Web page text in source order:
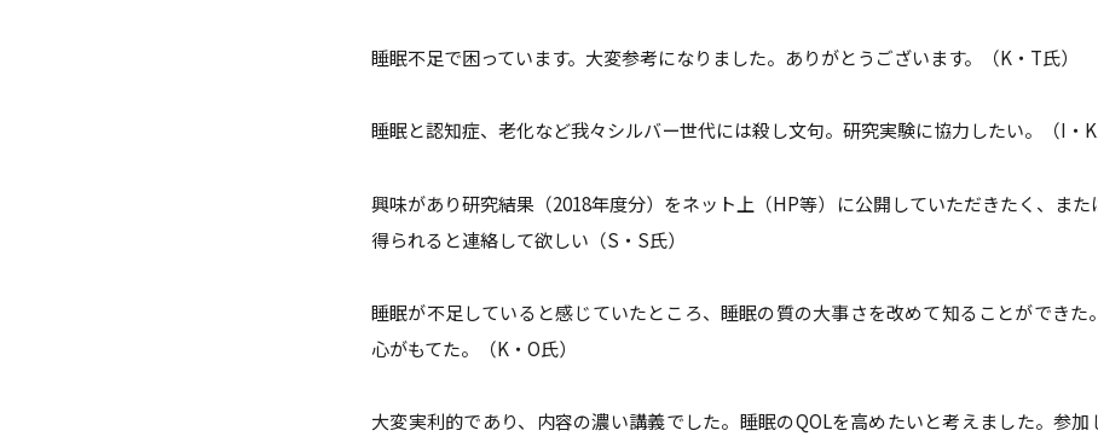
睡眠不足で困っています。大変参考になりました。ありがとうございます。（K・T氏）
睡眠と認知症、老化など我々シルバー世代には殺し文句。研究実験に協力したい。（I・K
興味があり研究結果（2018年度分）をネット上（HP等）に公開していただきたく、また
得られると連絡して欲しい（S・S氏）
睡眠が不足していると感じていたところ、睡眠の質の大事さを改めて知ることができた
心がもてた。（K・O氏）
大変実利的であり、内容の濃い講義でした。睡眠のQOLを高めたいと考えました。参加